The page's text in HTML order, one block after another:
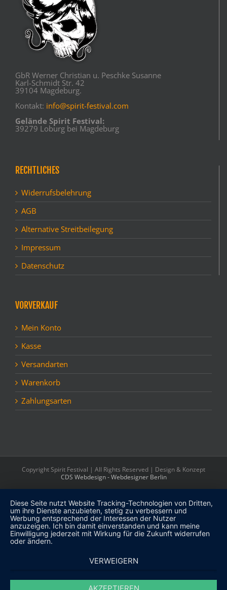
GbR Werner Christian u. Peschke Susanne
Karl-Schmidt Str. 42
39104 Magdeburg.
Kontakt: info@spirit-festival.com
Gelände Spirit Festival:
39279 Loburg bei Magdeburg
RECHTLICHES
Widerrufsbelehrung
AGB
Alternative Streitbeilegung
Impressum
Datenschutz
VORVERKAUF
Mein Konto
Kasse
Versandarten
Warenkorb
Zahlungsarten
Copyright Spirit Festival | All Rights Reserved | Design & Konzept
CDS Webdesign - Webdesigner Berlin
Diese Seite nutzt Website Tracking-Technologien von Dritten,
um ihre Dienste anzubieten, stetig zu verbessern und
Werbung entsprechend der Interessen der Nutzer
anzuzeigen. Ich bin damit einverstanden und kann meine
Einwilligung jederzeit mit Wirkung für die Zukunft widerrufen
oder ändern.
VERWEIGERN